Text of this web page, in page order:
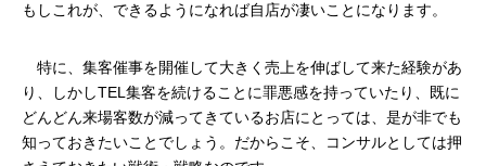
もしこれが、できるようになれば自店が凄いことになります。
特に、集客催事を開催して大きく売上を伸ばして来た経験があ
り、しかしTEL集客を続けることに罪悪感を持っていたり、既に
どんどん来場客数が減ってきているお店にとっては、是が非でも
知っておきたいことでしょう。だからこそ、コンサルとしては押